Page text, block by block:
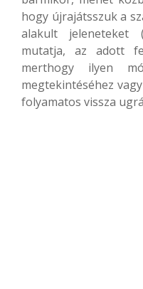
hogy újrajátsszuk a
alakult jeleneteket
mutatja, az adott
merthogy ilyen
megtekintéséhez
folyamatos vissza